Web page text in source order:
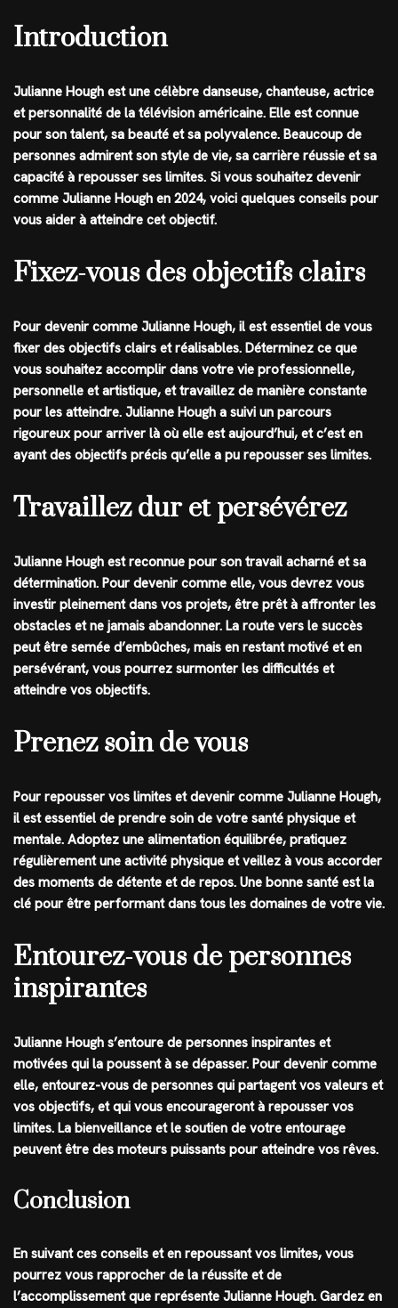
Introduction
Julianne Hough est une célèbre danseuse, chanteuse, actrice
et personnalité de la télévision américaine. Elle est connue
pour son talent, sa beauté et sa polyvalence. Beaucoup de
personnes admirent son style de vie, sa carrière réussie et sa
capacité à repousser ses limites. Si vous souhaitez devenir
comme Julianne Hough en 2024, voici quelques conseils pour
vous aider à atteindre cet objectif.
Fixez-vous des objectifs clairs
Pour devenir comme Julianne Hough, il est essentiel de vous
fixer des objectifs clairs et réalisables. Déterminez ce que
vous souhaitez accomplir dans votre vie professionnelle,
personnelle et artistique, et travaillez de manière constante
pour les atteindre. Julianne Hough a suivi un parcours
rigoureux pour arriver là où elle est aujourd’hui, et c’est en
ayant des objectifs précis qu’elle a pu repousser ses limites.
Travaillez dur et persévérez
Julianne Hough est reconnue pour son travail acharné et sa
détermination. Pour devenir comme elle, vous devrez vous
investir pleinement dans vos projets, être prêt à affronter les
obstacles et ne jamais abandonner. La route vers le succès
peut être semée d’embûches, mais en restant motivé et en
persévérant, vous pourrez surmonter les difficultés et
atteindre vos objectifs.
Prenez soin de vous
Pour repousser vos limites et devenir comme Julianne Hough,
il est essentiel de prendre soin de votre santé physique et
mentale. Adoptez une alimentation équilibrée, pratiquez
régulièrement une activité physique et veillez à vous accorder
des moments de détente et de repos. Une bonne santé est la
clé pour être performant dans tous les domaines de votre vie.
Entourez-vous de personnes
inspirantes
Julianne Hough s’entoure de personnes inspirantes et
motivées qui la poussent à se dépasser. Pour devenir comme
elle, entourez-vous de personnes qui partagent vos valeurs et
vos objectifs, et qui vous encourageront à repousser vos
limites. La bienveillance et le soutien de votre entourage
peuvent être des moteurs puissants pour atteindre vos rêves.
Conclusion
En suivant ces conseils et en repoussant vos limites, vous
pourrez vous rapprocher de la réussite et de
l’accomplissement que représente Julianne Hough. Gardez en